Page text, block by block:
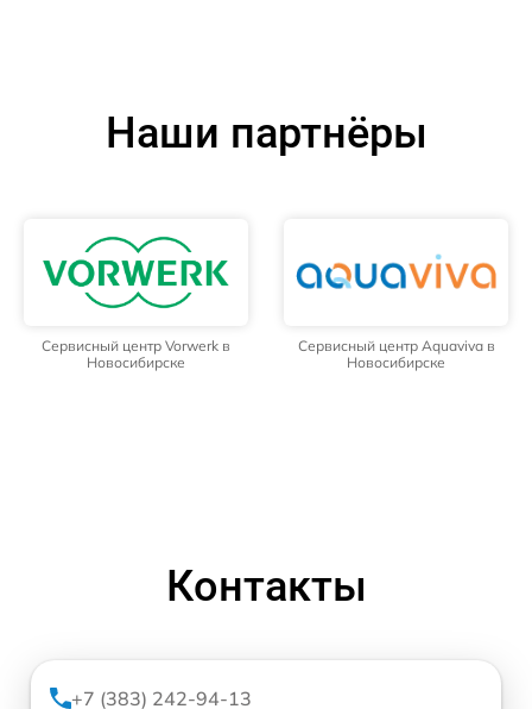
Наши партнёры
Сервисный центр Vorwerk в
Новосибирске
Сервисный центр Aquaviva в
Новосибирске
Контакты
+7 (383) 242-94-13